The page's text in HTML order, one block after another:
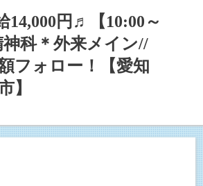
14,000円♬【10:00～
神科＊外来メイン//
フォロー！【愛知
】